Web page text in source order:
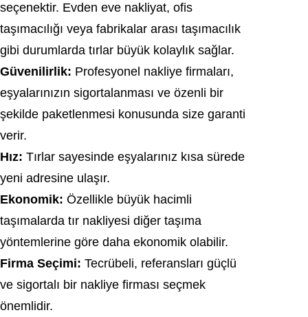
seçenektir. Evden eve nakliyat, ofis
taşımacılığı veya fabrikalar arası taşımacılık
gibi durumlarda tırlar büyük kolaylık sağlar.
Güvenilirlik: Profesyonel nakliye firmaları,
eşyalarınızın sigortalanması ve özenli bir
şekilde paketlenmesi konusunda size garanti
verir.
Hız: Tırlar sayesinde eşyalarınız kısa sürede
yeni adresine ulaşır.
Ekonomik: Özellikle büyük hacimli
taşımalarda tır nakliyesi diğer taşıma
yöntemlerine göre daha ekonomik olabilir.
Firma Seçimi: Tecrübeli, referansları güçlü
ve sigortalı bir nakliye firması seçmek
önemlidir.